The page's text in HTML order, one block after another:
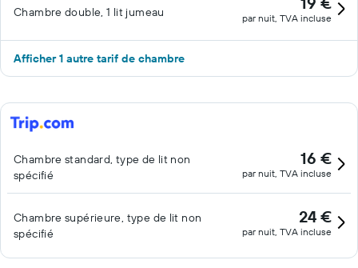
Chambre double, 1 lit jumeau par nuit, TVA incluse
Afficher 1 autre tarif de chambre
Chambre standard, type de lit non
spécifié
16 €
par nuit, TVA incluse
Chambre supérieure, type de lit non
spécifié
24 €
par nuit, TVA incluse